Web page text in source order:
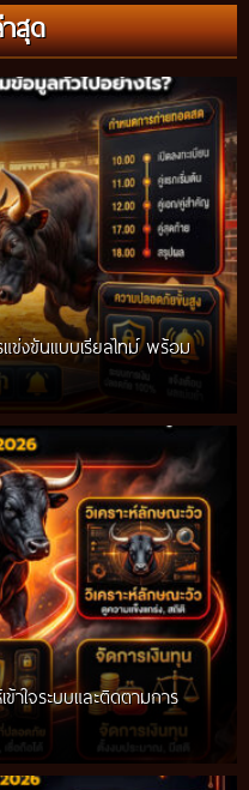
สุด
ข่งขันแบบเรียลไทม์ พร้อม
าใจระบบและติดตามการ